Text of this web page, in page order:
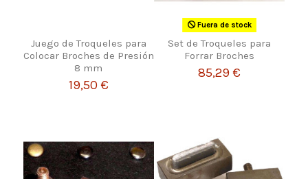
Juego de Troqueles para
Colocar Broches de Presión
8 mm
19,50 €
Fuera de stock
Set de Troqueles para
Forrar Broches
85,29 €